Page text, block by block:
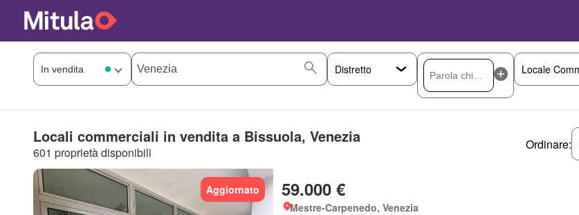
Locali commerciali in vendita a Bissuola, Venezia
601 proprietà disponibili
Ordinare:
Aggiornato 59.000 €
Mestre-Carpenedo, Venezia